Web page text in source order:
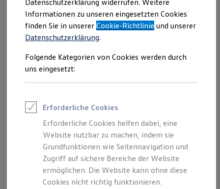
Volkswagen Marktplatz
Die ENERGY Sondermodelle
Junge Gebrauchtwagen und Gebrauchtwagen
Volkswagen Zertifizierte Gebrauchtwagen
Elektromobilität bei Gebrauchtwagen
Saisonangebote
Reifenpakete
Leasing
Leasing-Angebote
Elektroauto Leasing
Kleinwagen-Leasing
Leasing ohne Anzahlung
Finanzierung
Autokredit mit Schlussrate
Versicherungen und Garantien
Kfz-Versicherung
Restschuldversicherungen
Garantien
Der Polo
Kompakt, wendig und voller Möglichkeiten.
Entdecken Sie den Polo.
Datenschutzerklärung widerrufen. Weitere
Informationen zu unseren eingesetzten Cookies
finden Sie in unsererCookie-Richtlinie und unserer
Datenschutzerklärung.
Folgende Kategorien von Cookies werden durch
uns eingesetzt:
Erforderliche Cookies
Erforderliche Cookies helfen dabei, eine
Website nutzbar zu machen, indem sie
Grundfunktionen wie Seitennavigation und
Zugriff auf sichere Bereiche der Website
ermöglichen. Die Website kann ohne diese
Cookies nicht richtig funktionieren.